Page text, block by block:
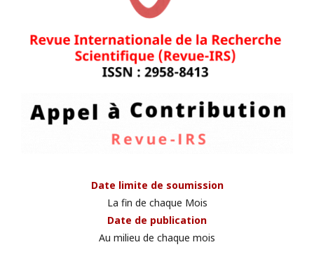
Date limite de soumission
La fin de chaque Mois
Date de publication
Au milieu de chaque mois